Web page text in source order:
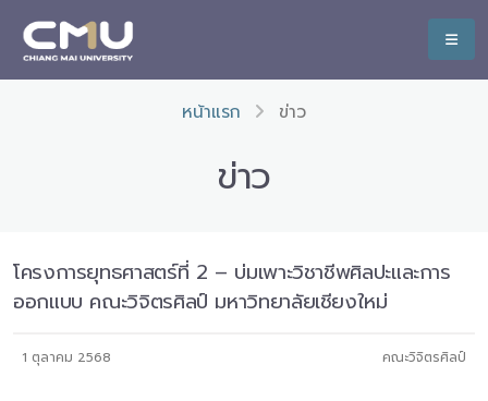
หน้าแรก ข่าว
ข่าว
โครงการยุทธศาสตร์ที่ 2 – บ่มเพาะวิชาชีพศิลปะและการ
ออกแบบ คณะวิจิตรศิลป์ มหาวิทยาลัยเชียงใหม่
1 ตุลาคม 2568 คณะวิจิตรศิลป์